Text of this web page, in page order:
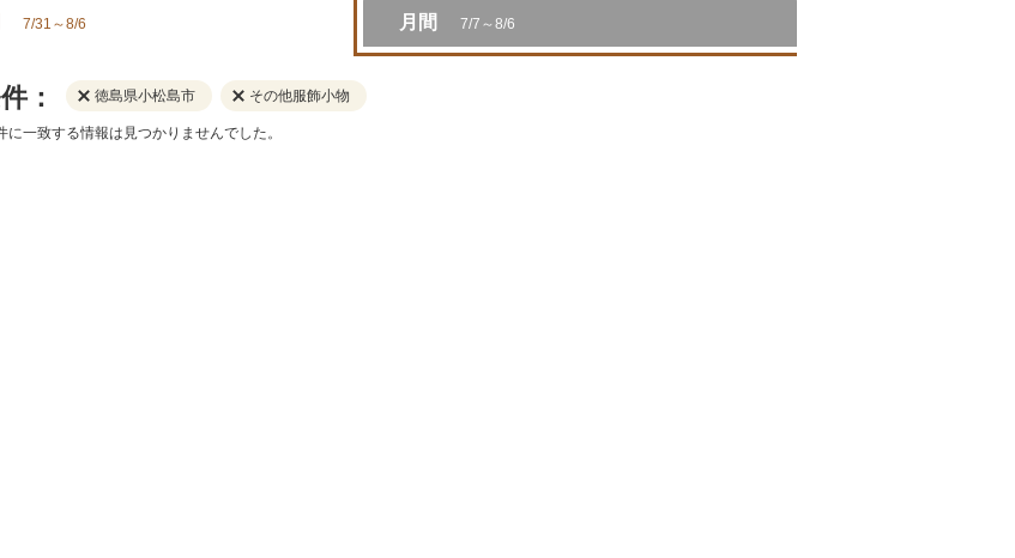
7/31～8/6 月間 7/7～8/6
： 徳島県小松島市 その他服飾小物
に一致する情報は見つかりませんでした。